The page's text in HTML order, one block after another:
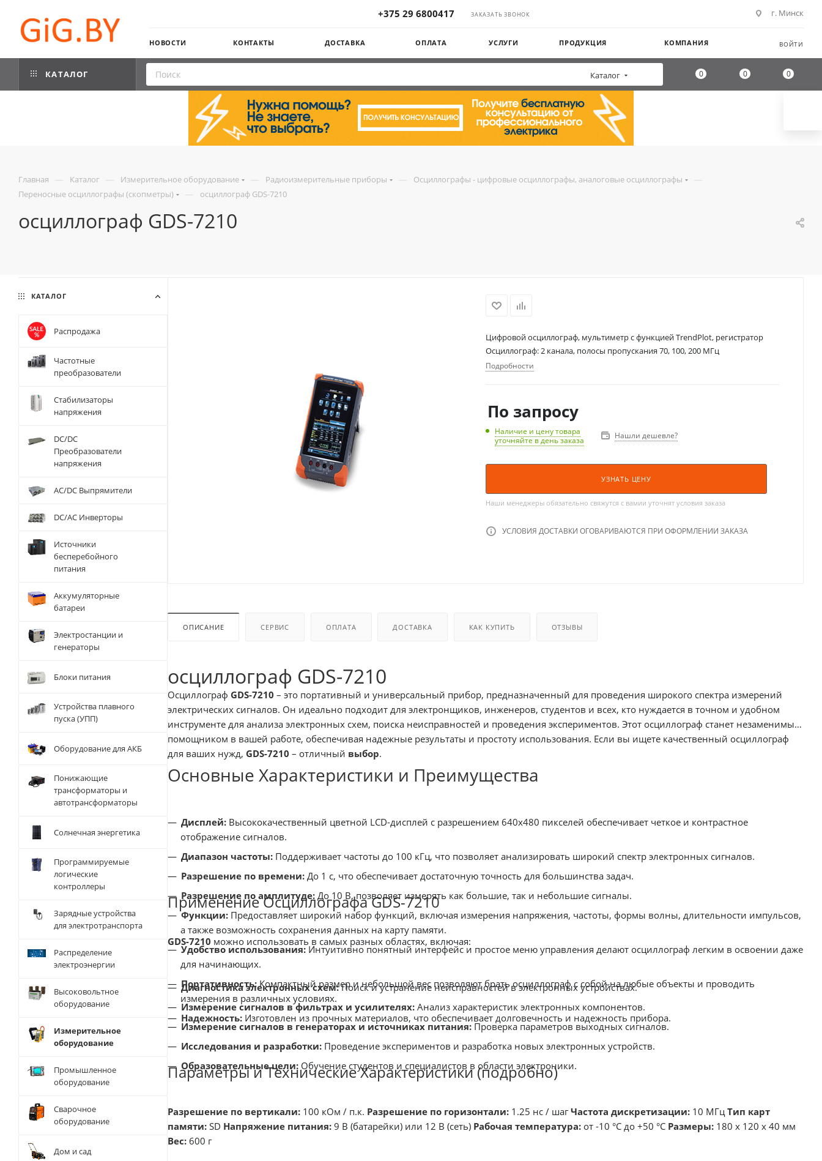
+375 29 6800417 ЗАКАЗАТЬ ЗВОНОК г. Минск
НОВОСТИ КОНТАКТЫ ДОСТАВКА ОПЛАТА УСЛУГИ ПРОДУКЦИЯ КОМПАНИЯ ВОЙТИ
КАТАЛОГ Каталог 0 0 0
Главная — Каталог — Измерительное оборудование — Радиоизмерительные приборы — Осциллографы - цифровые осциллографы, аналоговые осциллографы —
Переносные осциллографы (скопметры) — осциллограф GDS-7210
осциллограф GDS-7210
Цифровой осциллограф, мультиметр с функцией TrendPlot, регистратор
Осциллограф: 2 канала, полосы пропускания 70, 100, 200 МГц
Подробности
По запросу
Наличие и цену товара
уточняйте в день заказа
Нашли дешевле?
УЗНАТЬ ЦЕНУ
Наши менеджеры обязательно свяжутся с вамии уточнят условия заказа
УСЛОВИЯ ДОСТАВКИ ОГОВАРИВАЮТСЯ ПРИ ОФОРМЛЕНИИ ЗАКАЗА
ОПИСАНИЕ СЕРВИС ОПЛАТА ДОСТАВКА КАК КУПИТЬ ОТЗЫВЫ
осциллограф GDS-7210
Осциллограф GDS-7210 – это портативный и универсальный прибор, предназначенный для проведения широкого спектра измерений
электрических сигналов. Он идеально подходит для электронщиков, инженеров, студентов и всех, кто нуждается в точном и удобном
инструменте для анализа электронных схем, поиска неисправностей и проведения экспериментов. Этот осциллограф станет незаменимым
помощником в вашей работе, обеспечивая надежные результаты и простоту использования. Если вы ищете качественный осциллограф
для ваших нужд, GDS-7210 – отличный выбор.
Основные Характеристики и Преимущества
Дисплей: Высококачественный цветной LCD-дисплей с разрешением 640x480 пикселей обеспечивает четкое и контрастное
отображение сигналов.
Диапазон частоты: Поддерживает частоты до 100 кГц, что позволяет анализировать широкий спектр электронных сигналов.
Разрешение по времени: До 1 с, что обеспечивает достаточную точность для большинства задач.
Разрешение по амплитуде: До 10 В, позволяет измерять как большие, так и небольшие сигналы.
Функции: Предоставляет широкий набор функций, включая измерения напряжения, частоты, формы волны, длительности импульсов,
а также возможность сохранения данных на карту памяти.
Удобство использования:Интуитивно понятный интерфейс и простое меню управления делают осциллограф легким в освоении даже
для начинающих.
Портативность:Компактный размер и небольшой вес позволяют брать осциллограф с собой на любые объекты и проводить
измерения в различных условиях.
Надежность: Изготовлен из прочных материалов, что обеспечивает долговечность и надежность прибора.
Применение Осциллографа GDS-7210
GDS-7210 можно использовать в самых разных областях, включая:
Диагностика электронных схем:Поиск и устранение неисправностей в электронных устройствах.
Измерение сигналов в фильтрах и усилителях: Анализ характеристик электронных компонентов.
Измерение сигналов в генераторах и источниках питания: Проверка параметров выходных сигналов.
Исследования и разработки: Проведение экспериментов и разработка новых электронных устройств.
Образовательные цели: Обучение студентов и специалистов в области электроники.
Параметры и Технические Характеристики (подробно)
Разрешение по вертикали: 100 кОм / п.к. Разрешение по горизонтали: 1.25 нс / шагЧастота дискретизации: 10 МГц Тип карт
памяти: SD Напряжение питания: 9 В (батарейки) или 12 В (сеть) Рабочая температура: от -10 °C до +50 °C Размеры: 180 x 120 x 40 мм
Вес: 600 г
КАТАЛОГ
Распродажа
Частотные
преобразователи
Стабилизаторы
напряжения
DC/DC
Преобразователи
напряжения
AC/DC Выпрямители
DC/AC Инверторы
Источники
бесперебойного
питания
Аккумуляторные
батареи
Электростанции и
генераторы
Блоки питания
Устройства плавного
пуска (УПП)
Оборудование для АКБ
Понижающие
трансформаторы и
автотрансформаторы
Солнечная энергетика
Программируемые
логические
контроллеры
Зарядные устройства
для электротранспорта
Распределение
электроэнергии
Высоковольтное
оборудование
Измерительное
оборудование
Промышленное
оборудование
Сварочное
оборудование
Дом и сад